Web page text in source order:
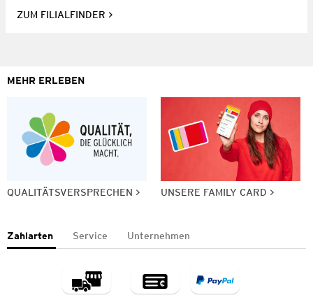
ZUM FILIALFINDER
MEHR ERLEBEN
QUALITÄTSVERSPRECHEN UNSERE FAMILY CARD
Zahlarten Service Unternehmen